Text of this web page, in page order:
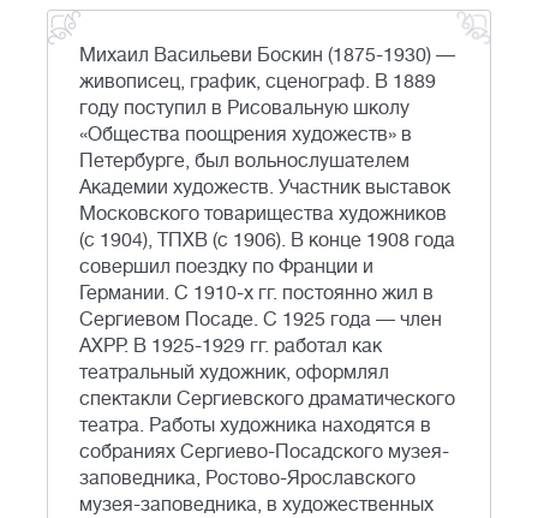
Михаил Васильеви Боскин (1875-1930) —
живописец, график, сценограф. В 1889
году поступил в Рисовальную школу
«Общества поощрения художеств» в
Петербурге, был вольнослушателем
Академии художеств. Участник выставок
Московского товарищества художников
(с 1904), ТПХВ (с 1906). В конце 1908 года
совершил поездку по Франции и
Германии. С 1910-х гг. постоянно жил в
Сергиевом Посаде. С 1925 года — член
АХРР. В 1925-1929 гг. работал как
театральный художник, оформлял
спектакли Сергиевского драматического
театра. Работы художника находятся в
собраниях Сергиево-Посадского музея-
заповедника, Ростово-Ярославского
музея-заповедника, в художественных